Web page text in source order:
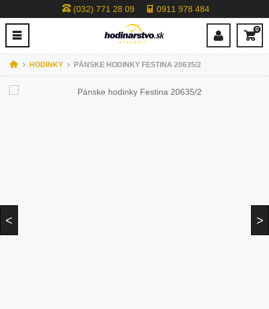
(032) 771 28 09 0911 978 484
0
HODINKY PÁNSKE HODINKY FESTINA 20635/2